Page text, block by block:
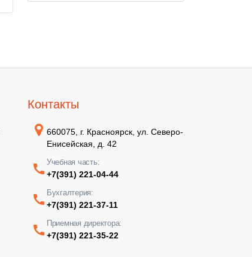
Контакты
660075, г. Красноярск, ул. Северо-
Енисейская, д. 42
Учебная часть:
+7(391) 221-04-44
Бухгалтерия:
+7(391) 221-37-11
Приемная директора:
+7(391) 221-35-22